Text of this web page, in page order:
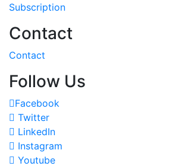
Subscription
Contact
Contact
Follow Us
Facebook
Twitter
LinkedIn
Instagram
Youtube